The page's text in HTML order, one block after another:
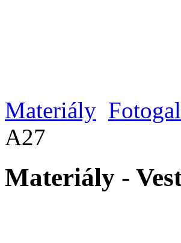
Materiály
A27
Materiály -